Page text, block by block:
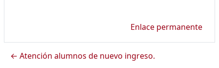
Enlace permanente
← Atención alumnos de nuevo ingreso.